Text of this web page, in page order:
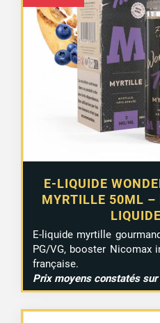
E-LIQUIDE
MYRTILLE 50ML –
LIQUIDE
E-liquide myrtille
PG/VG, booster Nicomax
française.
Prix moyens constatés